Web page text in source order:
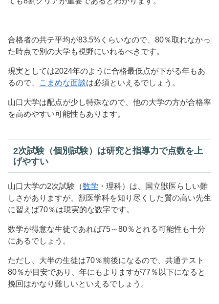
合格者の共テ平均が83.5%くらいなので、80％取れなかっ
た時点で別の大学も視野にいれるべきです。
現実としては2024年のように合格最低点が下がる年もあ
るので、
こまめな面談は必須といえるでしょう。
山口大学は配点が少し特殊なので、他の大学の方が合格率
を高めやすい可能性もあります。
2次試験（個別試験）は研究と指導力で点数を上
げやすい
山口大学の2次試験（数学 ・理科）は、国立獣医らしい難
しさがありますが、獣医学科を知り尽くした質の高い先生
に習えば70％は現実的な数字です。
数学が得意な生徒であれば75～80％とれる可能性も十分
にあるでしょう。
ただし、大半の生徒は70％前後になるので、共通テスト
80％が目安であり、年にもよりますが77％以下になると
挽回はかなり難しいといえるでしょう。